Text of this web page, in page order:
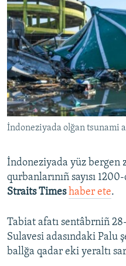
SÜRET
BLOGLAR
FİKİR
Русский
Українською
QOŞULIÑIZ!
RFE/RS bütün saytları
İndoneziyada olğan tsunami
İndoneziyada yüz bergen
qurbanlarınıñ sayısı
Straits Timeshaber ete.
Tabiat afatı sentâbrniñ
Sulavesi adasındaki Palu
ballğa qadar eki yeraltı